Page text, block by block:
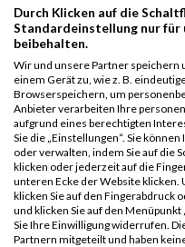
Durch Klicken auf die
Standardeinstellung nur
beibehalten.
Wir und unsere Partner
einem Gerät zu, wie z. B.
Browserspeichern, um
Anbieter verarbeiten Ihre
aufgrund eines berechtigten
Sie die „Einstellungen“. Sie
oder verwalten, indem Sie auf die
klicken oder jederzeit auf die
unteren Ecke der Website klicken.
klicken Sie auf den Fingerabdruck
und klicken Sie auf den
Sie Ihre Einwilligung widerrufen.
Partnern mitgeteilt und haben